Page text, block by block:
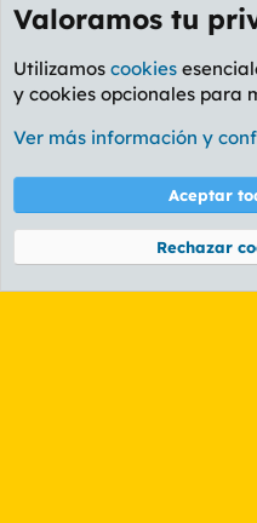
Etiquetas
Cookies
PL OLDSTYLE
Términos y
Community platform by XenForo® ©
Valoramos tu
Utilizamos cookies
y cookies opcionales para
Ver más información y
Aceptar
Rechazar